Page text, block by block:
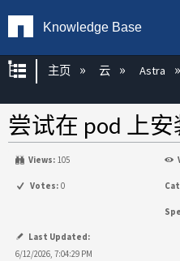
Knowledge Base
扩展/隐缩全局层次
主页 云 Astra
尝试在 pod 上
Views: 105
Votes: 0
Last Updated:
6/12/2026, 7:04:29 PM